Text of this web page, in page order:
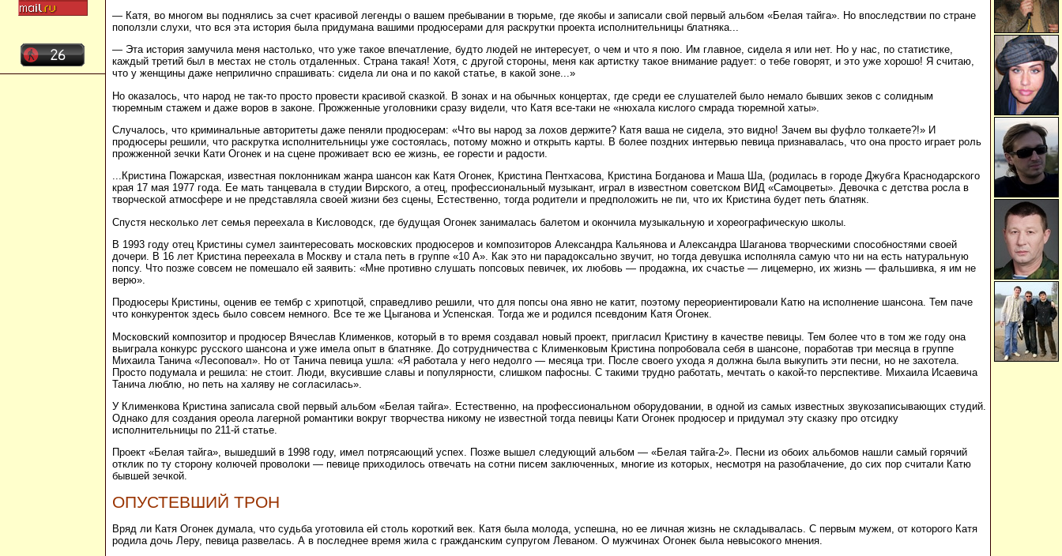
— Катя, во многом вы поднялись за счет красивой легенды о вашем пребывании в тюрьме, где якобы и записали свой первый альбом «Белая тайга». Но впоследствии по стране
поползли слухи, что вся эта история была придумана вашими продюсерами для раскрутки проекта исполнительницы блатняка...
— Эта история замучила меня настолько, что уже такое впечатление, будто людей не интересует, о чем и что я пою. Им главное, сидела я или нет. Но у нас, по статистике,
каждый третий был в местах не столь отдаленных. Страна такая! Хотя, с другой стороны, меня как артистку такое внимание радует: о тебе говорят, и это уже хорошо! Я считаю,
что у женщины даже неприлично спрашивать: сидела ли она и по какой статье, в какой зоне...»
Но оказалось, что народ не так-то просто провести красивой сказкой. В зонах и на обычных концертах, где среди ее слушателей было немало бывших зеков с солидным
тюремным стажем и даже воров в законе. Прожженные уголовники сразу видели, что Катя все-таки не «нюхала кислого смрада тюремной хаты».
Случалось, что криминальные авторитеты даже пеняли продюсерам: «Что вы народ за лохов держите? Катя ваша не сидела, это видно! Зачем вы фуфло толкаете?!» И
продюсеры решили, что раскрутка исполнительницы уже состоялась, потому можно и открыть карты. В более поздних интервью певица признавалась, что она просто играет роль
прожженной зечки Кати Огонек и на сцене проживает всю ее жизнь, ее горести и радости.
...Кристина Пожарская, известная поклонникам жанра шансон как Катя Огонек, Кристина Пентхасова, Кристина Богданова и Маша Ша, (родилась в городе Джубга Краснодарского
края 17 мая 1977 года. Ее мать танцевала в студии Вирского, а отец, профессиональный музыкант, играл в известном советском ВИД «Самоцветы». Девочка с детства росла в
творческой атмосфере и не представляла своей жизни без сцены, Естественно, тогда родители и предположить не пи, что их Кристина будет петь блатняк.
Спустя несколько лет семья переехала в Кисловодск, где будущая Огонек занималась балетом и окончила музыкальную и хореографическую школы.
В 1993 году отец Кристины сумел заинтересовать московских продюсеров и композиторов Александра Кальянова и Александра Шаганова творческими способностями своей
дочери. В 16 лет Кристина переехала в Москву и стала петь в группе «10 А». Как это ни парадоксально звучит, но тогда девушка исполняла самую что ни на есть натуральную
попсу. Что позже совсем не помешало ей заявить: «Мне противно слушать попсовых певичек, их любовь — продажна, их счастье — лицемерно, их жизнь — фальшивка, я им не
верю».
Продюсеры Кристины, оценив ее тембр с хрипотцой, справедливо решили, что для попсы она явно не катит, поэтому переориентировали Катю на исполнение шансона. Тем паче
что конкуренток здесь было совсем немного. Все те же Цыганова и Успенская. Тогда же и родился псевдоним Катя Огонек.
Московский композитор и продюсер Вячеслав Клименков, который в то время создавал новый проект, пригласил Кристину в качестве певицы. Тем более что в том же году она
выиграла конкурс русского шансона и уже имела опыт в блатняке. До сотрудничества с Клименковым Кристина попробовала себя в шансоне, поработав три месяца в группе
Михаила Танича «Лесоповал». Но от Танича певица ушла: «Я работала у него недолго — месяца три. После своего ухода я должна была выкупить эти песни, но не захотела.
Просто подумала и решила: не стоит. Люди, вкусившие славы и популярности, слишком пафосны. С такими трудно работать, мечтать о какой-то перспективе. Михаила Исаевича
Танича люблю, но петь на халяву не согласилась».
У Клименкова Кристина записала свой первый альбом «Белая тайга». Естественно, на профессиональном оборудовании, в одной из самых известных звукозаписывающих студий.
Однако для создания ореола лагерной романтики вокруг творчества никому не известной тогда певицы Кати Огонек продюсер и придумал эту сказку про отсидку
исполнительницы по 211-й статье.
Проект «Белая тайга», вышедший в 1998 году, имел потрясающий успех. Позже вышел следующий альбом — «Белая тайга-2». Песни из обоих альбомов нашли самый горячий
отклик по ту сторону колючей проволоки — певице приходилось отвечать на сотни писем заключенных, многие из которых, несмотря на разоблачение, до сих пор считали Катю
бывшей зечкой.
ОПУСТЕВШИЙ ТРОН
Вряд ли Катя Огонек думала, что судьба уготовила ей столь короткий век. Катя была молода, успешна, но ее личная жизнь не складывалась. С первым мужем, от которого Катя
родила дочь Леру, певица развелась. А в последнее время жила с гражданским супругом Леваном. О мужчинах Огонек была невысокого мнения.